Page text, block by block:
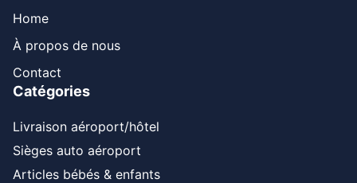
Home
À propos de nous
Contact
Catégories
Livraison aéroport/hôtel
Sièges auto aéroport
Articles bébés & enfants